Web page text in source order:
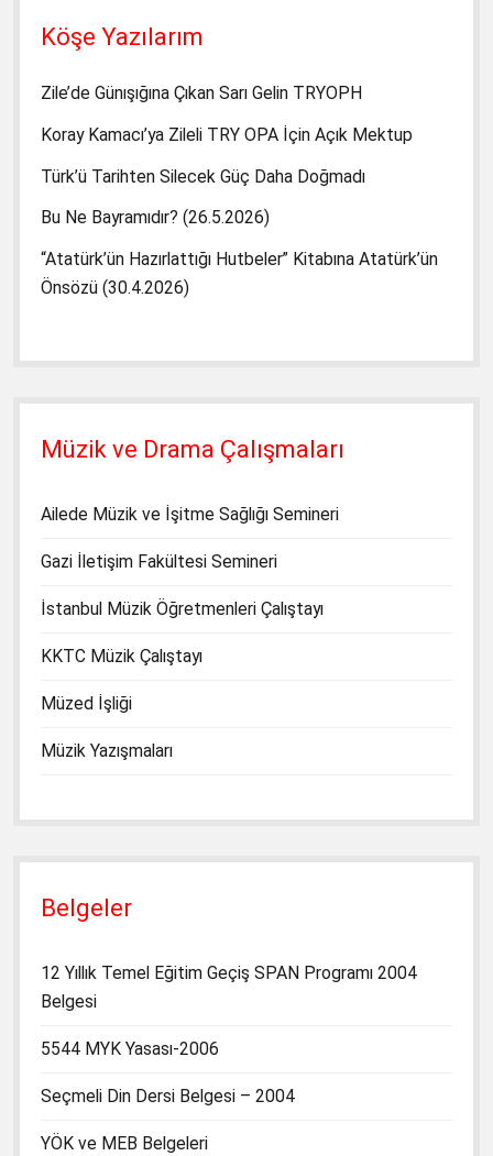
Köşe Yazılarım
Zile’de Günışığına Çıkan Sarı Gelin TRYOPH
Koray Kamacı’ya Zileli TRY OPA İçin Açık Mektup
Türk’ü Tarihten Silecek Güç Daha Doğmadı
Bu Ne Bayramıdır? (26.5.2026)
“Atatürk’ün Hazırlattığı Hutbeler” Kitabına Atatürk’ün
Önsözü (30.4.2026)
Müzik ve Drama Çalışmaları
Ailede Müzik ve İşitme Sağlığı Semineri
Gazi İletişim Fakültesi Semineri
İstanbul Müzik Öğretmenleri Çalıştayı
KKTC Müzik Çalıştayı
Müzed İşliği
Müzik Yazışmaları
Belgeler
12 Yıllık Temel Eğitim Geçiş SPAN Programı 2004
Belgesi
5544 MYK Yasası-2006
Seçmeli Din Dersi Belgesi – 2004
YÖK ve MEB Belgeleri